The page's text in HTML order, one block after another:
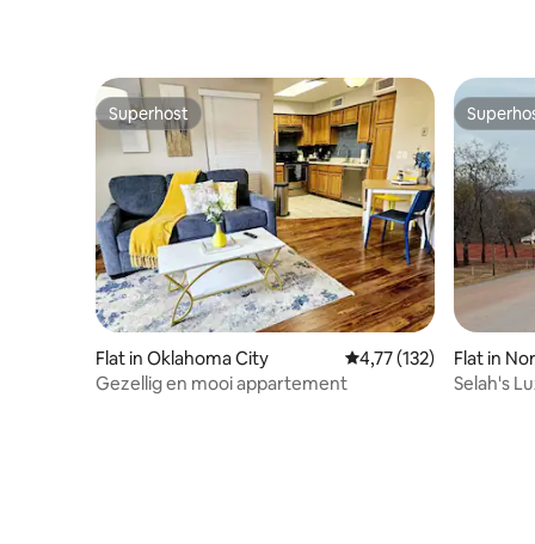
Superhost
Superhost
Flat in Oklahoma City Gemiddelde
4,77 (132)
Gezellig en mooi appartement
Flat in
Selah's